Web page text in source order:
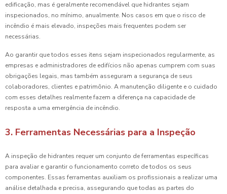
edificação, mas é geralmente recomendável que hidrantes sejam
inspecionados, no mínimo, anualmente. Nos casos em que o risco de
incêndio é mais elevado, inspeções mais frequentes podem ser
necessárias.
Ao garantir que todos esses itens sejam inspecionados regularmente, as
empresas e administradores de edifícios não apenas cumprem com suas
obrigações legais, mas também asseguram a segurança de seus
colaboradores, clientes e patrimônio. A manutenção diligente e o cuidado
com esses detalhes realmente fazem a diferença na capacidade de
resposta a uma emergência de incêndio.
3. Ferramentas Necessárias para a Inspeção
A inspeção de hidrantes requer um conjunto de ferramentas específicas
para avaliar e garantir o funcionamento correto de todos os seus
componentes. Essas ferramentas auxiliam os profissionais a realizar uma
análise detalhada e precisa, assegurando que todas as partes do